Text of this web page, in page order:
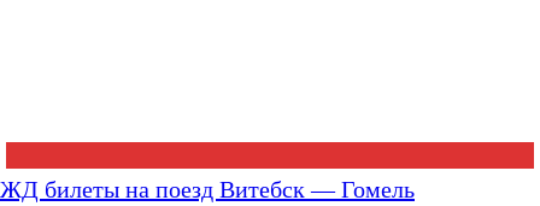
ЖД билеты на поезд Витебск — Гомель